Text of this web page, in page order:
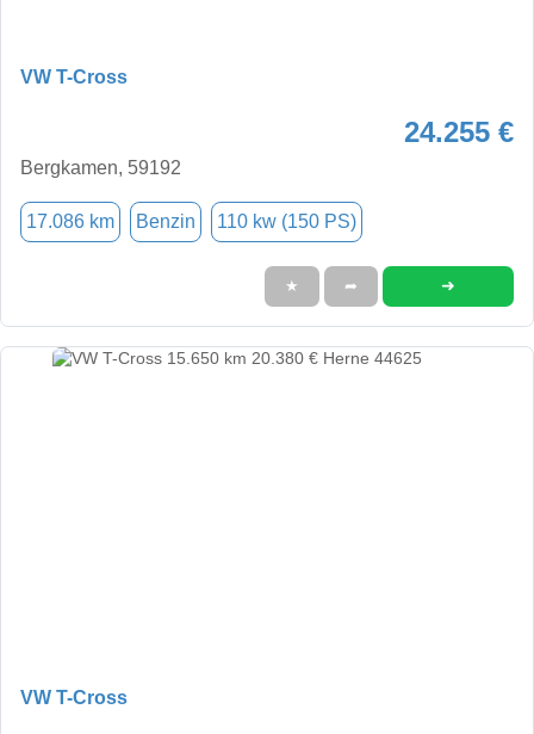
VW T-Cross
24.255 €
Bergkamen, 59192
17.086 km Benzin 110 kw (150 PS)
★ ➦ ➜
VW T-Cross